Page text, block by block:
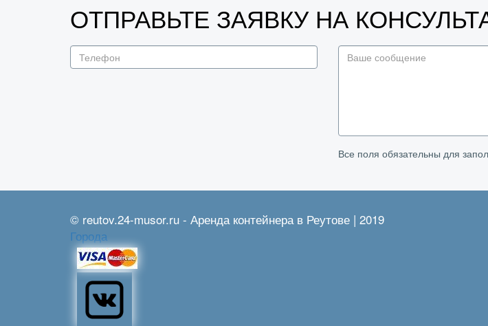
ОТПРАВЬТЕ ЗАЯВКУ НА
Все поля обязательны для
© reutov.24-musor.ru - Аренда контейнера в Реутове | 2019
Города